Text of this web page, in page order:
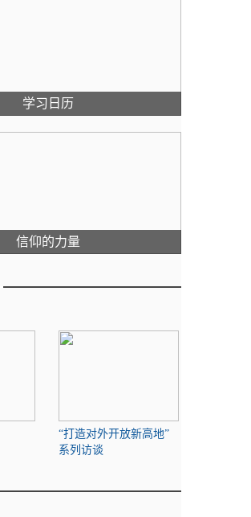
学习日历
信仰的力量
“打造对外开放新高地”
系列访谈